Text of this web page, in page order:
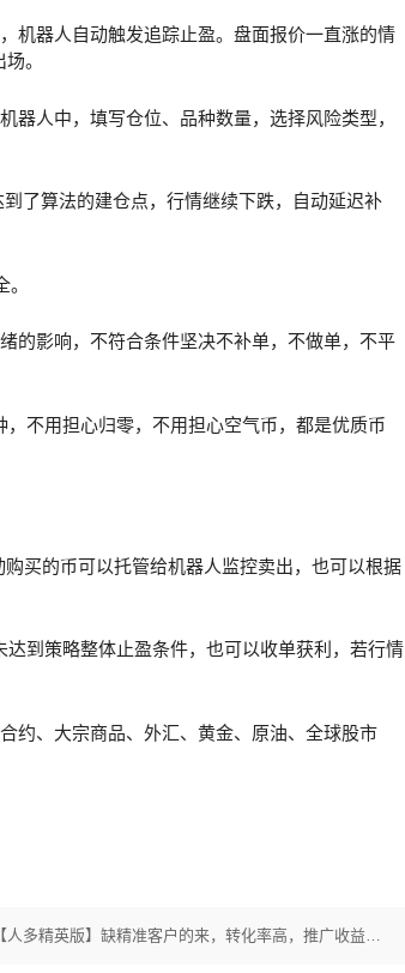
机器人自动触发追踪止盈。盘面报价一直涨的情
。
人中，填写仓位、品种数量，选择风险类型，
了算法的建仓点，行情继续下跌，自动延迟补
的影响，不符合条件坚决不补单，不做单，不平
不用担心归零，不用担心空气币，都是优质币
买的币可以托管给机器人监控卖出，也可以根据
到策略整体止盈条件，也可以收单获利，若行情
约、大宗商品、外汇、黄金、原油、全球股市
下一篇：【人多精英版】缺精准客户的来，转化率高，推广收益无上限！